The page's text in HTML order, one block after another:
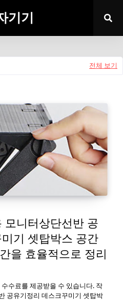
기기
전체 보기
모니터상단선반 공
기 셋탑박스 공간
을 효율적으로 정리
수료를 제공받을 수 있습니다. 작
공유기정리 데스크꾸미기 셋탑박